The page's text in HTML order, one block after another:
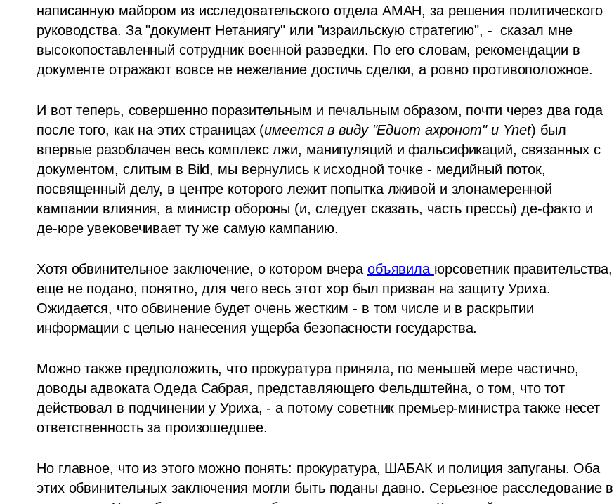
написанную майором из исследовательского отдела АМАН, за решения политического
руководства. За "документ Нетаниягу" или "израильскую стратегию", -  сказал мне
высокопоставленный сотрудник военной разведки. По его словам, рекомендации в
документе отражают вовсе не нежелание достичь сделки, а ровно противоположное.
И вот теперь, совершенно поразительным и печальным образом, почти через два года
после того, как на этих страницах (имеется в виду "Едиот ахронот" и Ynet) был
впервые разоблачен весь комплекс лжи, манипуляций и фальсификаций, связанных с
документом, слитым в Bild, мы вернулись к исходной точке - медийный поток,
посвященный делу, в центре которого лежит попытка лживой и злонамеренной
кампании влияния, а министр обороны (и, следует сказать, часть прессы) де-факто и
де-юре увековечивает ту же самую кампанию.
Хотя обвинительное заключение, о котором вчера объявила юрсоветник правительства,
еще не подано, понятно, для чего весь этот хор был призван на защиту Уриха.
Ожидается, что обвинение будет очень жестким - в том числе и в раскрытии
информации с целью нанесения ущерба безопасности государства.
Можно также предположить, что прокуратура приняла, по меньшей мере частично,
доводы адвоката Одеда Сабрая, представляющего Фельдштейна, о том, что тот
действовал в подчинении у Уриха, - а потому советник премьер-министра также несет
ответственность за произошедшее.
Но главное, что из этого можно понять: прокуратура, ШАБАК и полиция запуганы. Оба
этих обвинительных заключения могли быть поданы давно. Серьезное расследование в